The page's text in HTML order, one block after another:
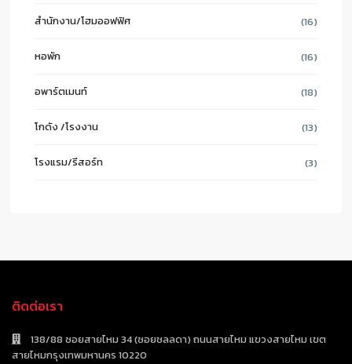
สำนักงาน/โฮมออฟฟิศ (16)
หอพัก (16)
อพาร์ตเมนท์ (18)
โกดัง /โรงงาน (13)
โรงแรม/รีสอร์ท (3)
ติดต่อเรา
138/88 ซอยสายไหม 34 (ซอยชลลดา) ถนนสายไหม แขวงสายไหม เขต
สายไหมกรุงเทพมหานคร 10220